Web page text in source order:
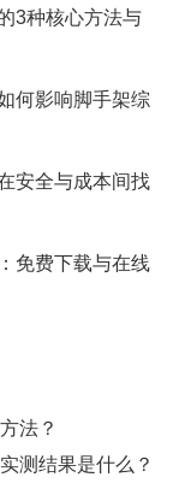
3种核心方法与
何影响脚手架综
安全与成本间找
免费下载与在线
法？
测结果是什么？